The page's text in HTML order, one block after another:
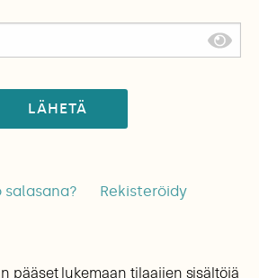
LÄHETÄ
salasana? Rekisteröidy
pääset lukemaan tilaajien sisältöjä